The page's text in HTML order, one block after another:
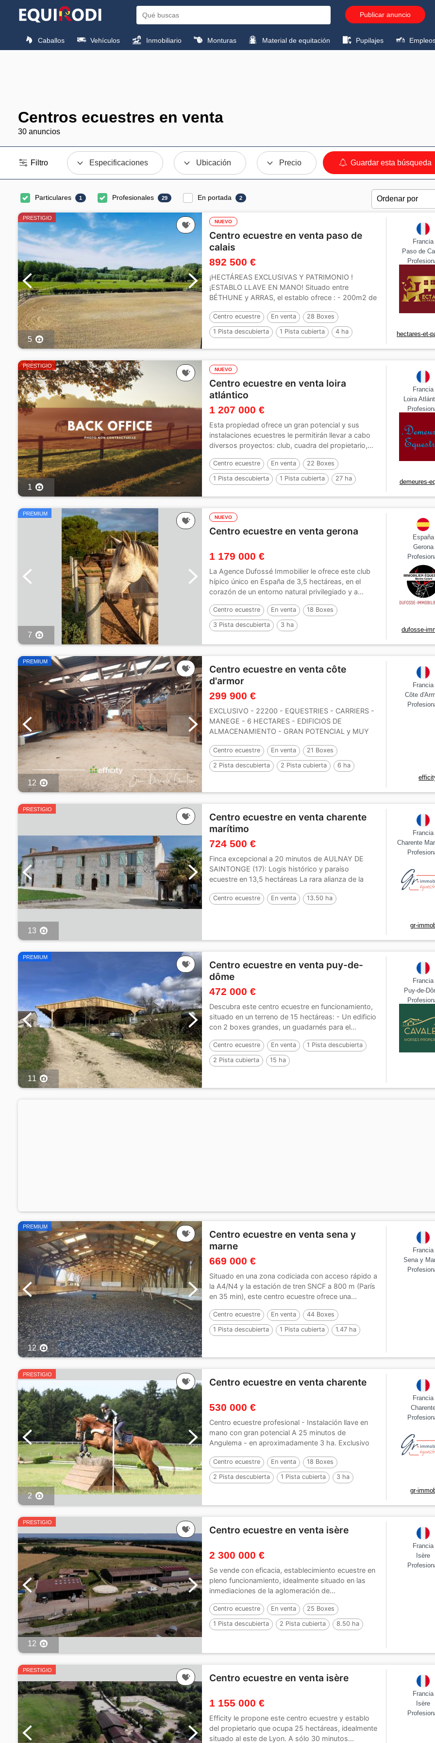
Publicar anuncio
Caballos Vehículos Inmobiliario Monturas Material de equitación Pupilajes
Centros ecuestres en venta
30 anuncios
Filtro Especificaciones Ubicación Precio Guardar esta búsqueda
Particulares 1 Profesionales 29 En portada 2
PRESTIGIO
5
NUEVO
Centro ecuestre en venta paso de
calais
892 500 €
¡HECTÁREAS EXCLUSIVAS Y PATRIMONIO !
¡ESTABLO LLAVE EN MANO! Situado entre
BÉTHUNE y ARRAS, el establo ofrece : - 200m2 de
Centro ecuestre En venta 28 Boxes
1 Pista descubierta 1 Pista cubierta 4 ha
Francia
Paso de
hectares-et-
PRESTIGIO
1
NUEVO
Centro ecuestre en venta loira
atlántico
1 207 000 €
Esta propiedad ofrece un gran potencial y sus
instalaciones ecuestres le permitirán llevar a cabo
diversos proyectos: club, cuadra del propietario,...
Centro ecuestre En venta 22 Boxes
1 Pista descubierta 1 Pista cubierta 27 ha
Francia
Loira
demeures-
PREMIUM
7
NUEVO
Centro ecuestre en venta gerona
1 179 000 €
La Agence Dufossé Immobilier le ofrece este club
hípico único en España de 3,5 hectáreas, en el
corazón de un entorno natural privilegiado y a...
Centro ecuestre En venta 18 Boxes
3 Pista descubierta 3 ha
España
Gerona
dufosse-
PREMIUM
12
Centro ecuestre en venta côte
d'armor
299 900 €
EXCLUSIVO - 22200 - EQUESTRIES - CARRIERS -
MANEGE - 6 HECTARES - EDIFICIOS DE
ALMACENAMIENTO - GRAN POTENCIAL y MUY
Centro ecuestre En venta 21 Boxes
2 Pista descubierta 2 Pista cubierta 6 ha
Francia
Côte
PRESTIGIO
13
Centro ecuestre en venta charente
marítimo
724 500 €
Finca excepcional a 20 minutos de AULNAY DE
SAINTONGE (17): Logis histórico y paraíso
ecuestre en 13,5 hectáreas La rara alianza de la
Centro ecuestre En venta 13.50 ha
Francia
Charente
gr-
PREMIUM
11
Centro ecuestre en venta puy-de-
dôme
472 000 €
Descubra este centro ecuestre en funcionamiento,
situado en un terreno de 15 hectáreas: - Un edificio
con 2 boxes grandes, un guadarnés para el...
Centro ecuestre En venta 1 Pista descubierta
2 Pista cubierta 15 ha
Francia
Puy-de-
PREMIUM
12
Centro ecuestre en venta sena y
marne
669 000 €
Situado en una zona codiciada con acceso rápido a
la A4/N4 y la estación de tren SNCF a 800 m (París
en 35 min), este centro ecuestre ofrece una...
Centro ecuestre En venta 44 Boxes
1 Pista descubierta 1 Pista cubierta 1.47 ha
Francia
Sena y
PRESTIGIO
2
Centro ecuestre en venta charente
530 000 €
Centro ecuestre profesional - Instalación llave en
mano con gran potencial A 25 minutos de
Angulema - en aproximadamente 3 ha. Exclusivo
Centro ecuestre En venta 18 Boxes
2 Pista descubierta 1 Pista cubierta 3 ha
Francia
gr-
PRESTIGIO
12
Centro ecuestre en venta isère
2 300 000 €
Se vende con eficacia, establecimiento ecuestre en
pleno funcionamiento, idealmente situado en las
inmediaciones de la aglomeración de...
Centro ecuestre En venta 25 Boxes
1 Pista descubierta 2 Pista cubierta 8.50 ha
Francia
Isère
PRESTIGIO
Centro ecuestre en venta isère
1 155 000 €
Efficity le propone este centro ecuestre y establo
del propietario que ocupa 25 hectáreas, idealmente
situado al este de Lyon. A sólo 30 minutos...
Francia
Isère